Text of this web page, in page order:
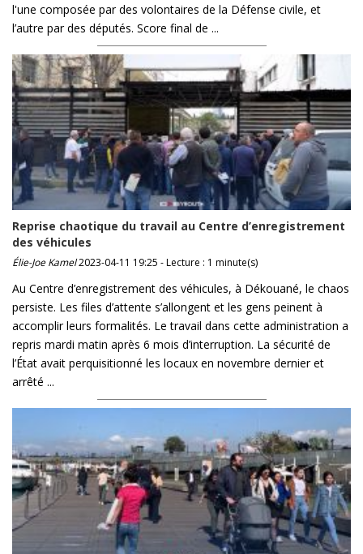
l'une composée par des volontaires de la Défense civile, et
l’autre par des députés. Score final de ...
Reprise chaotique du travail au Centre d’enregistrement
des véhicules
Élie-Joe Kamel2023-04-11 19:25 - Lecture : 1 minute(s)
Au Centre d’enregistrement des véhicules, à Dékouané, le chaos
persiste. Les files d’attente s’allongent et les gens peinent à
accomplir leurs formalités. Le travail dans cette administration a
repris mardi matin après 6 mois d’interruption. La sécurité de
l’État avait perquisitionné les locaux en novembre dernier et
arrêté ...